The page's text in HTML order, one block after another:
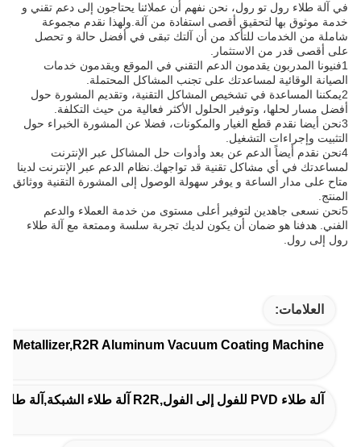
في آلة طلاء رول تو رول، نحن نفهم أن عملائنا يحتاجون إلى دعم تقني و
خدمة موثوق بها لتحقيق أقصى استفادة من آلة.ولهذا نقدم مجموعة
شاملة من الخدمات للتأكد من أن آلتك تبقى في أفضل حالة و تحصل
على أقصى قدر من الاستثمار.
1فنيونا المدربون يقدمون الدعم التقني في الموقع ويقدمون خدمات
الصيانة الوقائية لمساعدتك على تجنب المشاكل المحتملة.
2يمكننا المساعدة في تشخيص المشاكل التقنية، وتقديم المشورة حول
أفضل مسار لحلها، وتوفير الحلول الأكثر فعالية من حيث التكلفة.
3نحن أيضا نقدم قطع الغيار والمكونات، فضلا عن المشورة الخبراء حول
التثبيت وإجراءات التشغيل.
4نحن نقدم أيضاً الدعم عن بعد وأدوات حل المشاكل عبر الإنترنت
لمساعدتك في أي مشاكل تقنية قد تواجهك.نظام الدعم عبر الإنترنت لدينا
متاح على مدار الساعة و يوفر سهولة الوصول إلى المشورة التقنية ووثائق
المنتج.
5نحن نسعى جاهدين لتوفير أعلى مستوى من خدمة العملاء والدعم
الفني. هدفنا هو ضمان أن يكون لديك تجربة سلسة وممتعة مع آلة طلاء
رول إلى رول.
العلامات:
Metallizer,R2R Aluminum Vacuum Coating Machine
آلة طلاء PVD للفول إلى الفول,R2R آلة طلاء الشبكة,آلة طلاء طلاء من طلاء إلى طلاء